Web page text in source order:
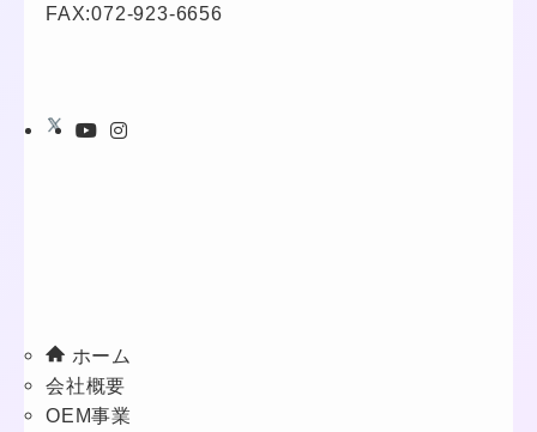
FAX:072-923-6656
ホーム
会社概要
OEM事業